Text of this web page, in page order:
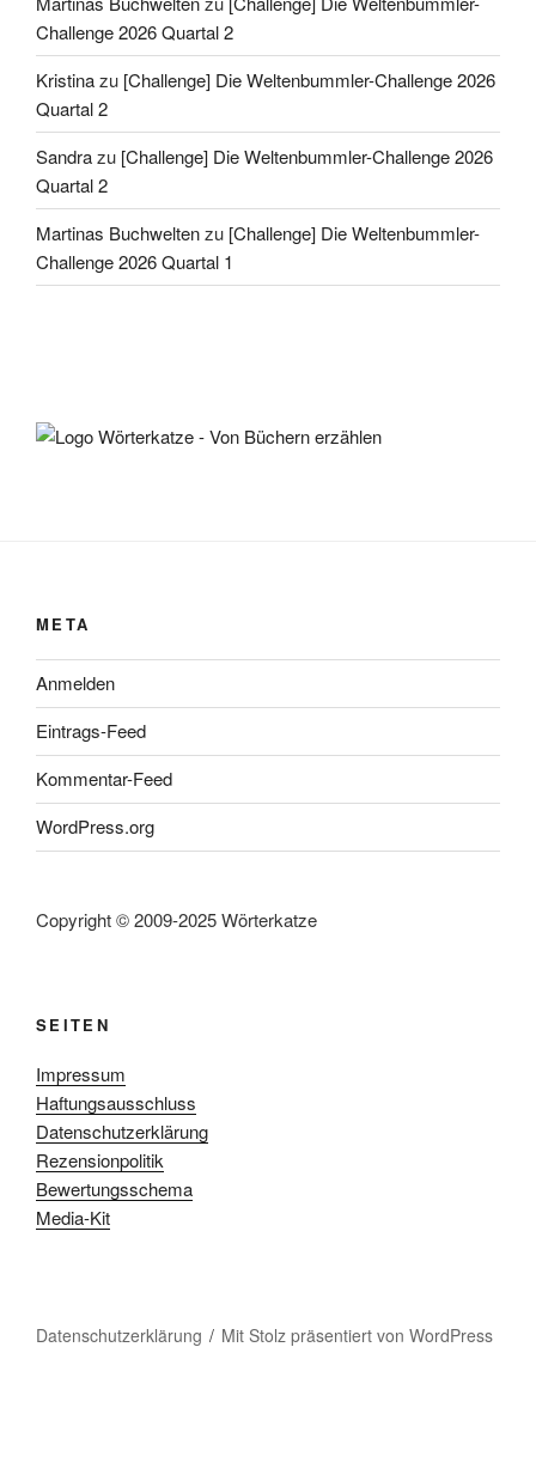
Challenge 2026 Quartal 2
Kristinazu [Challenge] Die Weltenbummler-Challenge 2026
Quartal 2
Sandrazu [Challenge] Die Weltenbummler-Challenge 2026
Quartal 2
Martinas Buchweltenzu [Challenge] Die Weltenbummler-
Challenge 2026 Quartal 1
META
Anmelden
Eintrags-Feed
Kommentar-Feed
WordPress.org
Copyright © 2009-2025 Wörterkatze
SEITEN
Impressum
Haftungsausschluss
Datenschutzerklärung
Rezensionpolitik
Bewertungsschema
Media-Kit
Datenschutzerklärung Mit Stolz präsentiert von WordPress